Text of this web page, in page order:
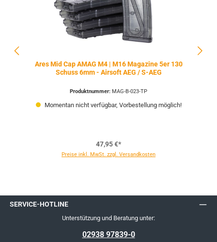
Ares Mid Cap AMAG M4 | M16 Magazine 5er 130
Schuss 6mm - Airsoft AEG / S-AEG
Produktnummer: MAG-B-023-TP
Momentan nicht verfügbar, Vorbestellung möglich!
47,95 €*
Preise inkl. MwSt. zzgl. Versandkosten
SERVICE-HOTLINE
Unterstützung und Beratung unter:
02938 97839-0